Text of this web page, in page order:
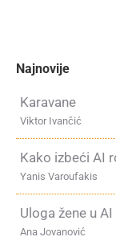
Najnovije
Karavane
Viktor Ivančić
Kako izbeći AI
Yanis Varoufakis
Uloga žene u
Ana Jovanović